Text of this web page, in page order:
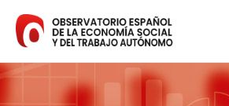
contenido